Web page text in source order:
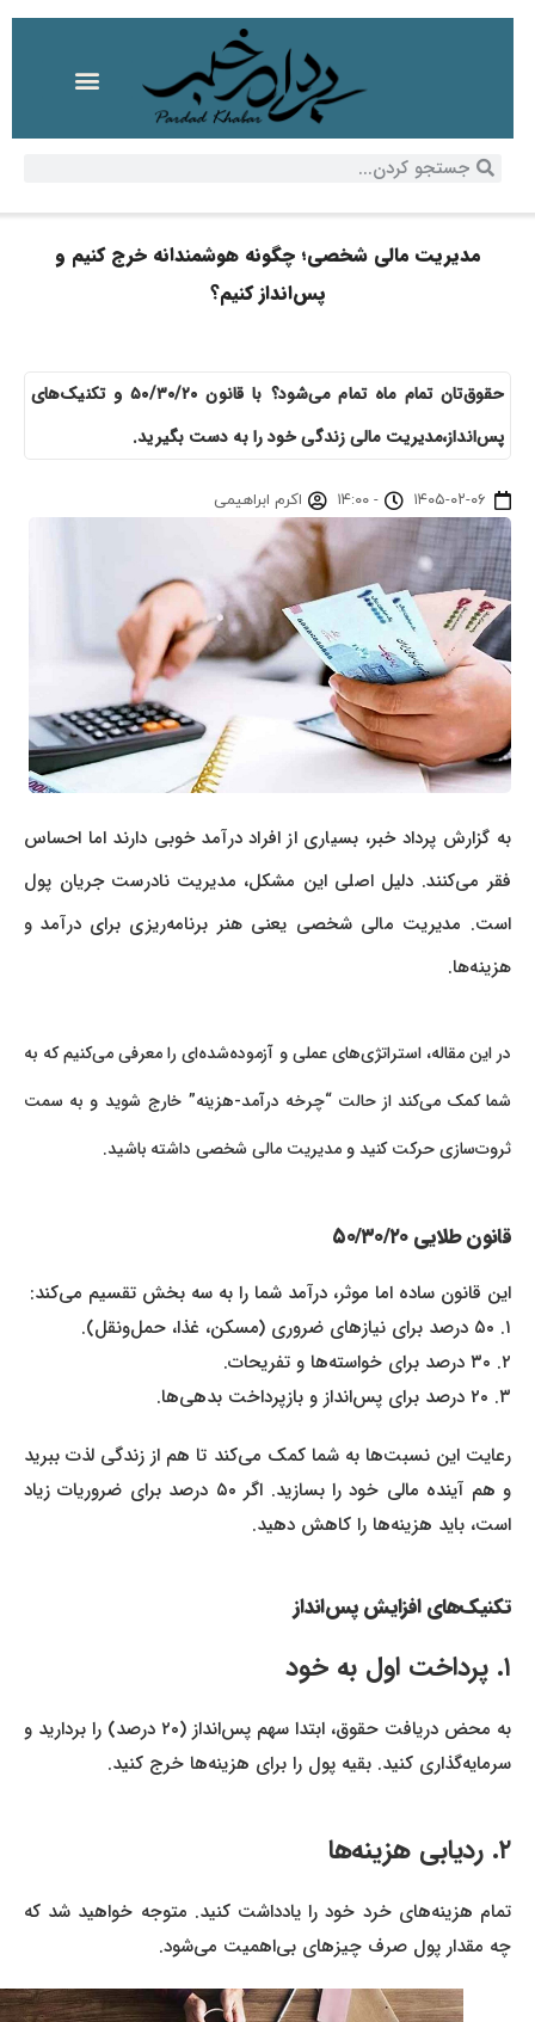
مدیریت مالی شخصی؛ چگونه هوشمندانه خرج کنیم و
پس‌انداز کنیم؟
حقوق‌تان تمام ماه تمام می‌شود؟ با قانون ۵۰/۳۰/۲۰ و تکنیک‌های
پس‌انداز،مدیریت مالی زندگی خود را به دست بگیرید.
۱۴۰۵-۰۲-۰۶ - ۱۴:۰۰ اکرم ابراهیمی
به گزارش پرداد خبر، بسیاری از افراد درآمد خوبی دارند اما احساس
فقر می‌کنند. دلیل اصلی این مشکل، مدیریت نادرست جریان پول
است. مدیریت مالی شخصی یعنی هنر برنامه‌ریزی برای درآمد و
هزینه‌ها.
در این مقاله، استراتژی‌های عملی و آزموده‌شده‌ای را معرفی می‌کنیم که به
شما کمک می‌کند از حالت “چرخه درآمد-هزینه” خارج شوید و به سمت
ثروت‌سازی حرکت کنید و مدیریت مالی شخصی داشته باشید.
قانون طلایی ۵۰/۳۰/۲۰
این قانون ساده اما موثر، درآمد شما را به سه بخش تقسیم می‌کند:
رعایت این نسبت‌ها به شما کمک می‌کند تا هم از زندگی لذت ببرید
و هم آینده مالی خود را بسازید. اگر ۵۰ درصد برای ضروریات زیاد
است، باید هزینه‌ها را کاهش دهید.
تکنیک‌های افزایش پس‌انداز
به محض دریافت حقوق، ابتدا سهم پس‌انداز (۲۰ درصد) را بردارید و
سرمایه‌گذاری کنید. بقیه پول را برای هزینه‌ها خرج کنید.
تمام هزینه‌های خرد خود را یادداشت کنید. متوجه خواهید شد که
چه مقدار پول صرف چیزهای بی‌اهمیت می‌شود.